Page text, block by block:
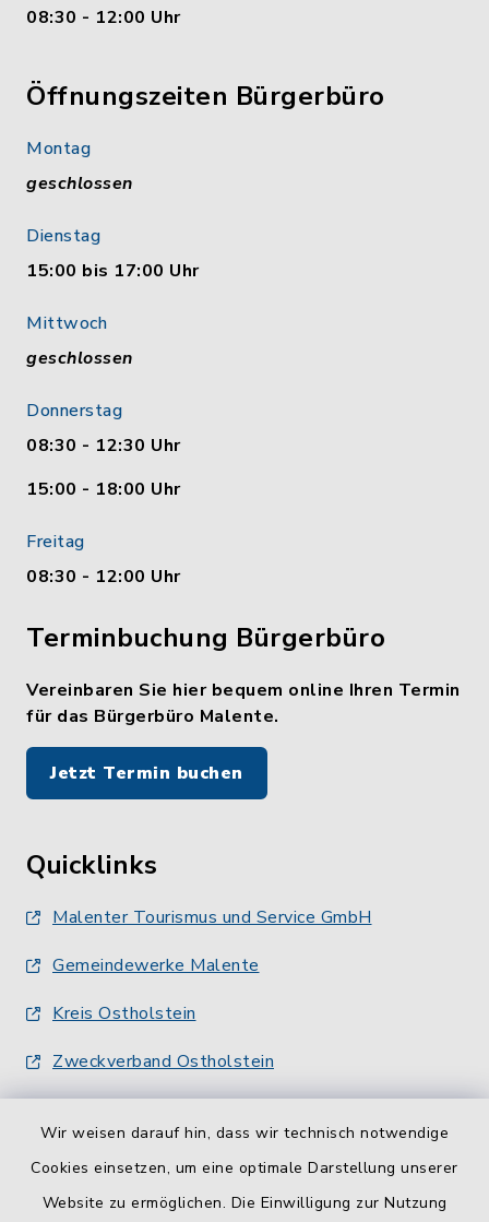
Wir weisen darauf hin, dass wir technisch notwendige
Cookies einsetzen, um eine optimale Darstellung unserer
Website zu ermöglichen. Die Einwilligung zur Nutzung
08:30 - 12:00 Uhr
Öffnungszeiten Bürgerbüro
Montag
geschlossen
Dienstag
15:00 bis 17:00 Uhr
Mittwoch
geschlossen
Donnerstag
08:30 - 12:30 Uhr
15:00 - 18:00 Uhr
Freitag
08:30 - 12:00 Uhr
Terminbuchung Bürgerbüro
Vereinbaren Sie hier bequem online Ihren Termin
für das Bürgerbüro Malente.
Jetzt Termin buchen
Quicklinks
Malenter Tourismus und Service GmbH
Gemeindewerke Malente
Kreis Ostholstein
Zweckverband Ostholstein